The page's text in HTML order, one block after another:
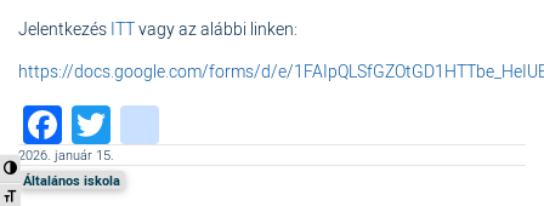
Nagy kontraszt váltása
Betűméret váltása
Jelentkezés ITTvagy az alábbi linken:
https://docs.google.com/forms/d/e/
Facebook
Twitter
2026. január 15.
Általános iskola